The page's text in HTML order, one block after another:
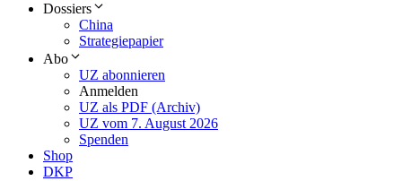
Dossiers
China
Strategiepapier
Abo
UZ abonnieren
Anmelden
UZ als PDF (Archiv)
UZ vom 7. August 2026
Spenden
Shop
DKP